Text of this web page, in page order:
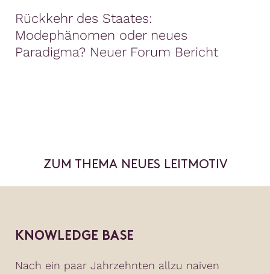
Rückkehr des Staates:
Modephänomen oder neues
Paradigma? Neuer Forum Bericht
ZUM THEMA NEUES LEITMOTIV
KNOWLEDGE BASE
Nach ein paar Jahrzehnten allzu naiven